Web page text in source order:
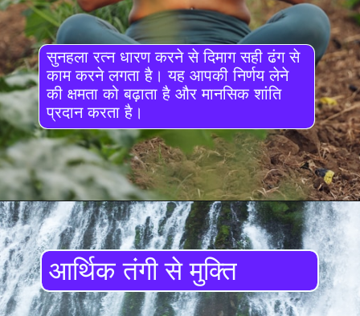
सुनहला रत्न धारण करने से दिमाग सही ढंग से
काम करने लगता है। यह आपकी निर्णय लेने
की क्षमता को बढ़ाता है और मानसिक शांति
प्रदान करता है।
आर्थिक तंगी से मुक्ति